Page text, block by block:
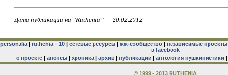
Дата публикации на “Ruthenia” — 20.02.2012
personalia| ruthenia – 10| сетевые ресурсы| жж-сообщество| независимые проекты
в facebook
о проекте| анонсы| хроника| архив| публикации | антология пушкинистики |
© 1999 - 2013 RUTHENIA